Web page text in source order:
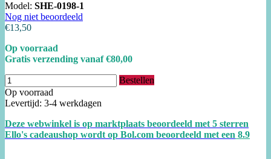
Model: SHE-0198-1
Nog niet beoordeeld
€13,50
Op voorraad
Gratis verzending vanaf €80,00
Bestellen
Op voorraad
Levertijd: 3-4 werkdagen
Deze webwinkel is op marktplaats beoordeeld met 5 sterren
Ello's cadeaushop wordt op Bol.com beoordeeld met een 8.9